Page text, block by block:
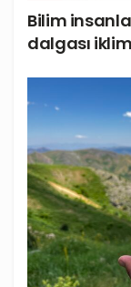
Bilim
dalgası